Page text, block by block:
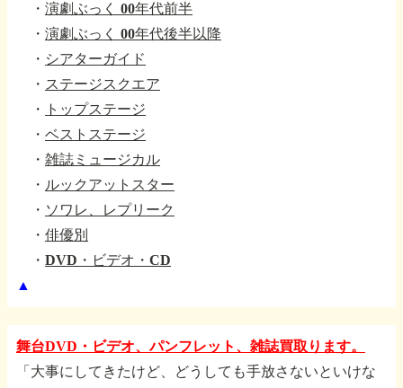
・ 演劇ぶっく 00年代前半
・ 演劇ぶっく 00年代後半以降
・ シアターガイド
・ ステージスクエア
・
トップステージ
・ ベストステージ
・ 雑誌ミュージカル
・ ルックアットスター
・ ソワレ、レプリーク
・ 俳優別
・ DVD・ビデオ・CD
▲
舞台DVD・ビデオ、パンフレット、雑誌買取ります。
「大事にしてきたけど、どうしても手放さないといけな